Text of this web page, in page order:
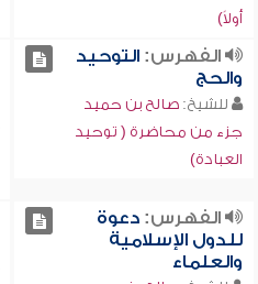
أولاً)
الفهرس:التوحيد
والحج
للشيخ:صالح بن حميد
جزء من محاضرة ( توحيد
العبادة)
الفهرس:دعوة
للدول الإسلامية
والعلماء